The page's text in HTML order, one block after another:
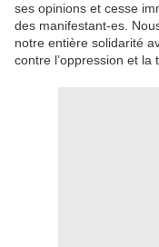
ses opinions et cesse
des manifestant-es.
notre entière solidarité
contre l’oppression et la